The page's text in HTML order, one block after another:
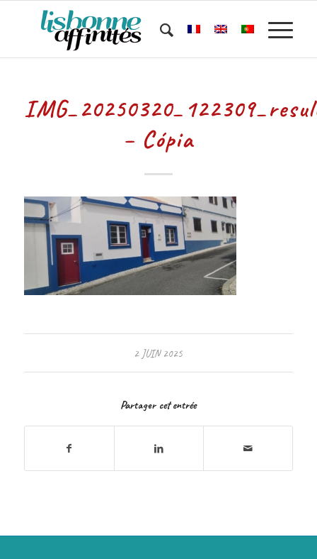
– Cópia
2 JUIN 2025
Partager cet entrée